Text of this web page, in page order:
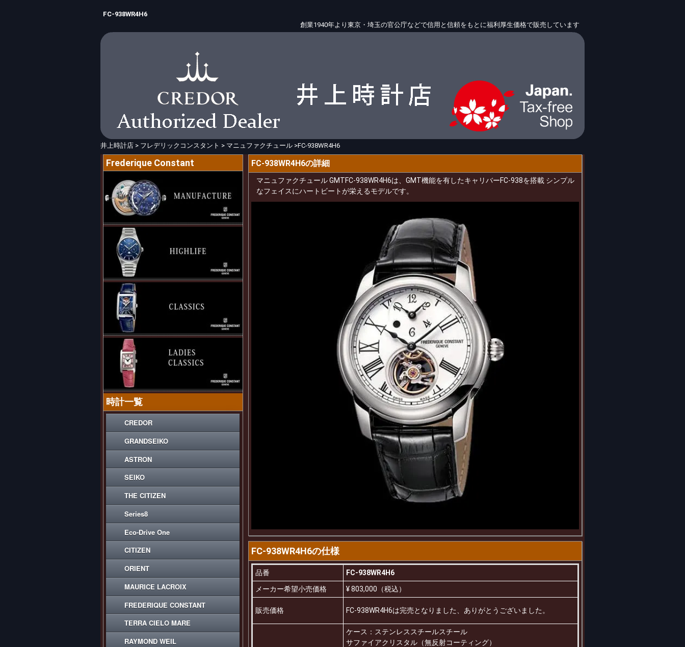
FC-938WR4H6
創業1940年より東京・埼玉の官公庁などで信用と信頼をもとに福利厚生価格で販売しています
井上時計店 > フレデリックコンスタント > マニュファクチュール >FC-938WR4H6
FC-938WR4H6の詳細
マニュファクチュール GMTFC-938WR4H6は、GMT機能を有したキャリバーFC-938を搭載 シンプル
なフェイスにハートビートが栄えるモデルです。
FC-938WR4H6の仕様
品番
FC-938WR4H6
メーカー希望小売価格
¥ 803,000（税込）
販売価格 FC-938WR4H6は完売となりました、ありがとうございました。
ケース：ステンレススチールスチール
サファイアクリスタル（無反射コーティング）
Frederique Constant
時計一覧
CREDOR
GRANDSEIKO
ASTRON
SEIKO
THE CITIZEN
Series8
Eco-Drive One
CITIZEN
ORIENT
MAURICE LACROIX
FREDERIQUE CONSTANT
TERRA CIELO MARE
RAYMOND WEIL